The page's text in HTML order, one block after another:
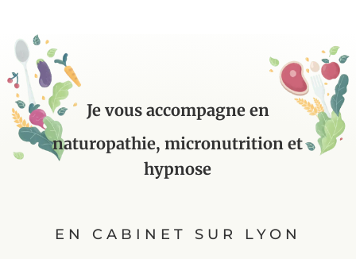
Je vous accompagne en
naturopathie, micronutrition et
hypnose
EN CABINET SUR LYON